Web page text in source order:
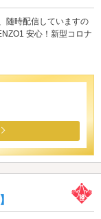
随時配信していますの
安心！新型コロナ